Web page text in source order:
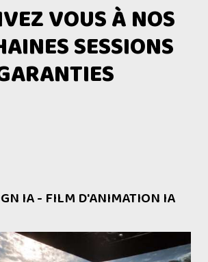
VOUS À NOS
SESSIONS
IA - FILM D'ANIMATION IA